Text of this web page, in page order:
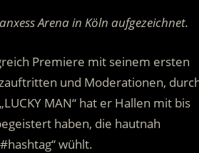
Arena in Köln aufgezeichnet.
Premiere mit seinem ersten
und Moderationen,
MAN“ hat er Hallen mit bis
haben, die hautnah
wühlt.